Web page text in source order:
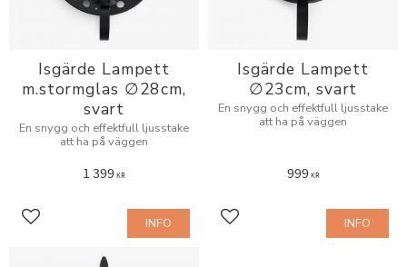
Isgärde Lampett
m.stormglas ∅28cm,
svart
En snygg och effektfull ljusstake
att ha på väggen
1 399KR
Lägg till i favoriter INFO
Isgärde Lampett
∅23cm, svart
En snygg och effektfull ljusstake
att ha på väggen
999KR
Lägg till i favoriter INFO